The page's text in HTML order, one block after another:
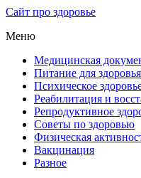
Сайт про здоровье
Меню
Медицинская
Питание для здоровья
Психическое
Реабилитация и
Репродуктивное
Советы по здоровью
Физическая
Вакцинация
Разное